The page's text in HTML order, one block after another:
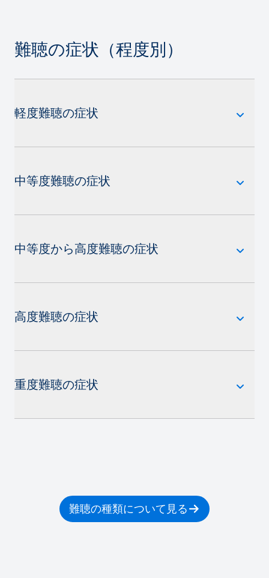
難聴の症状（程度別）
軽度難聴の症状
中等度難聴の症状
中等度から高度難聴の症状
高度難聴の症状
重度難聴の症状
難聴の種類について見る